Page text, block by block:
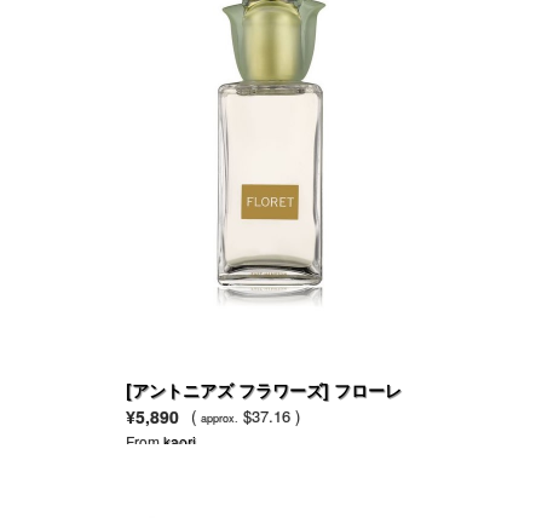
[アントニアズ フラワーズ] フローレ
オードトワレ
¥5,890 ( approx. $37.16 )
Fromkaori